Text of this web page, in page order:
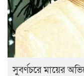
সুবর্ণচরে মায়ের